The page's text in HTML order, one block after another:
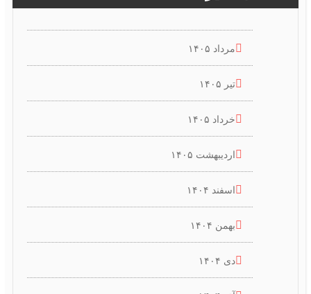
مرداد ۱۴۰۵
خرداد ۱۴۰۵
اردیبهشت ۱۴۰۵
اسفند ۱۴۰۴
بهمن ۱۴۰۴